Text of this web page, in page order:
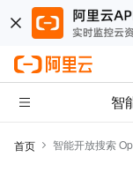
智
首页 智能开放搜索